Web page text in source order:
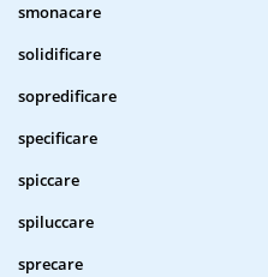
smonacare
solidificare
sopredificare
specificare
spiccare
spiluccare
sprecare